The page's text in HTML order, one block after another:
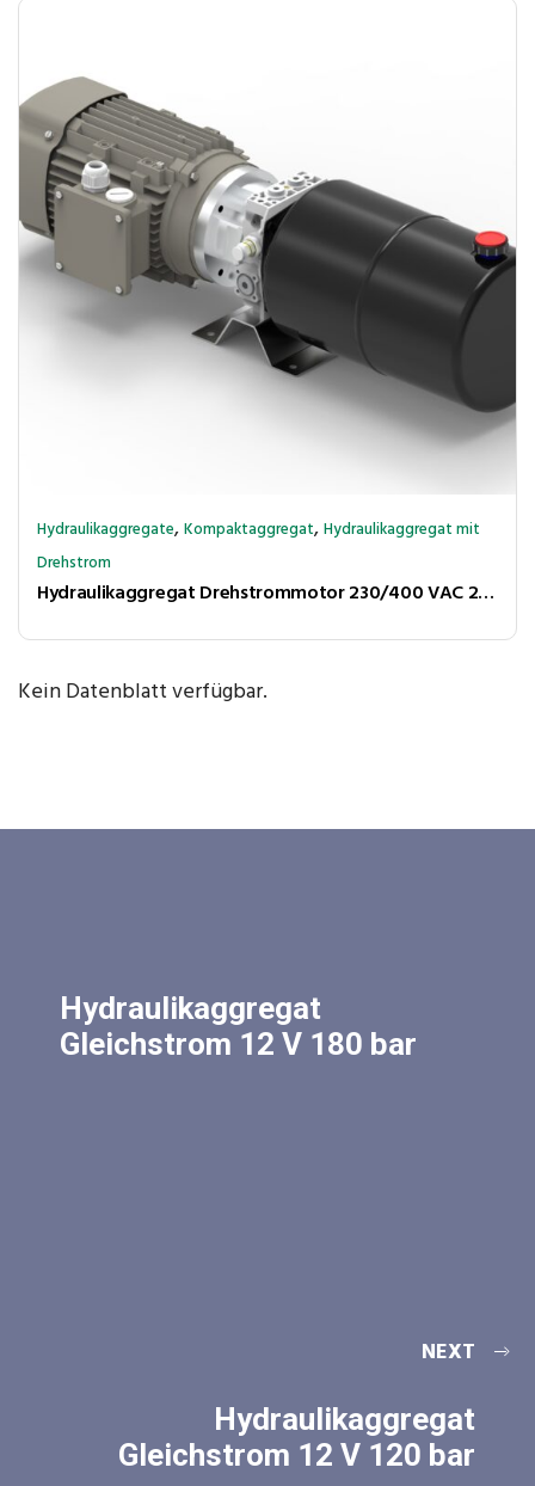
Hydraulikaggregate,Kompaktaggregat,Hydraulikaggregat mit
Drehstrom
Hydraulikaggregat Drehstrommotor 230/400 VAC 210 bar 1,6l/min
Kein Datenblatt verfügbar.
Hydraulikaggregat
Gleichstrom 12 V 180 bar
NEXT
Hydraulikaggregat
Gleichstrom 12 V 120 bar